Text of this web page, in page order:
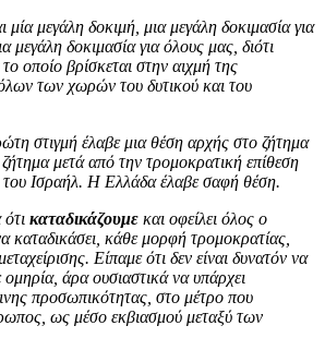
μία μεγάλη δοκιμή, μια μεγάλη δοκιμασία για
μεγάλη δοκιμασία για όλους μας, διότι
οποίο βρίσκεται στην αιχμή της
των χωρών του δυτικού και του
στιγμή έλαβε μια θέση αρχής στο ζήτημα
μετά από την τρομοκρατική επίθεση
Ισραήλ. Η Ελλάδα έλαβε σαφή θέση.
καταδικάζουμε και οφείλει όλος ο
καταδικάσει, κάθε μορφή τρομοκρατίας,
Είπαμε ότι δεν είναι δυνατόν να
άρα ουσιαστικά να υπάρχει
προσωπικότητας, στο μέτρο που
ως μέσο εκβιασμού μεταξύ των